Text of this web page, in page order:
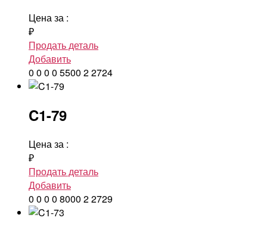
Цена за :
₽
Продать деталь
Добавить
0 0 0 0 5500 22724
C1-79
Цена за :
₽
Продать деталь
Добавить
0 0 0 0 8000 22729